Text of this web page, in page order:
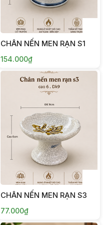
CHÂN NẾN MEN RẠN S1
154.000₫
CHÂN NẾN MEN RẠN S3
77.000₫